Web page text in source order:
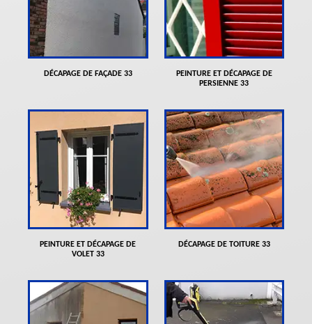
DÉCAPAGE DE FAÇADE 33
PEINTURE ET DÉCAPAGE DE
PERSIENNE 33
PEINTURE ET DÉCAPAGE DE
VOLET 33
DÉCAPAGE DE TOITURE 33